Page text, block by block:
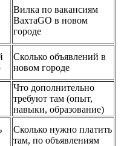
Вилка по вакансиям
ВахтаGO в новом
городе
Сколько объявлений в
новом городе
Что дополнительно
требуют там (опыт,
навыки, образование)
Сколько нужно платить
там, по объявлениям